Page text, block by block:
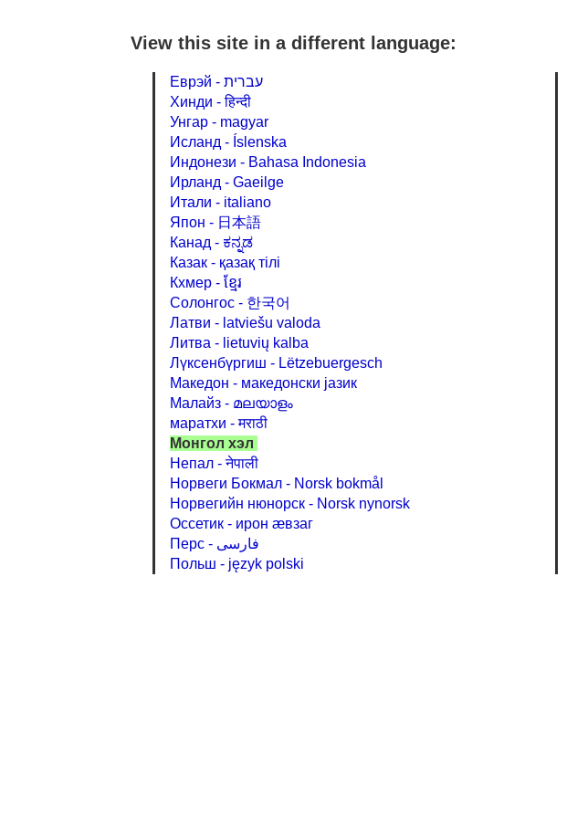
View this site in a different language:
Хинди - हिन्दी
Унгар - magyar
Исланд - Íslenska
Индонези - Bahasa Indonesia
Ирланд - Gaeilge
Итали - italiano
Япон - 日本語
Канад - ಕನ್ನಡ
Казак - қазақ тілі
Кхмер - ខ្មែរ
Солонгос - 한국어
Латви - latviešu valoda
Литва - lietuvių kalba
Лүксенбүргиш - Lëtzebuergesch
Македон - македонски јазик
Малайз - മലയാളം
маратхи - मराठी
Монгол хэл
Непал - नेपाली
Норвеги Бокмал - Norsk bokmål
Норвегийн нюнорск - Norsk nynorsk
Оссетик - ирон æвзаг
Польш - język polski